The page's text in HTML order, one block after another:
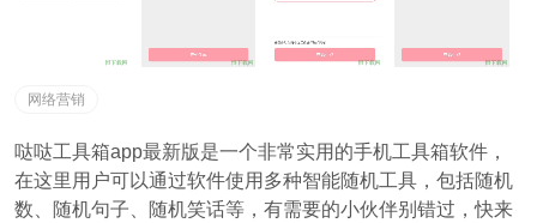
网络营销
哒哒工具箱app最新版是一个非常实用的手机工具箱软件，
在这里用户可以通过软件使用多种智能随机工具，包括随机
数、随机句子、随机笑话等，有需要的小伙伴别错过，快来